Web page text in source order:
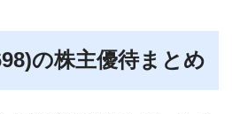
の株主優待まとめ